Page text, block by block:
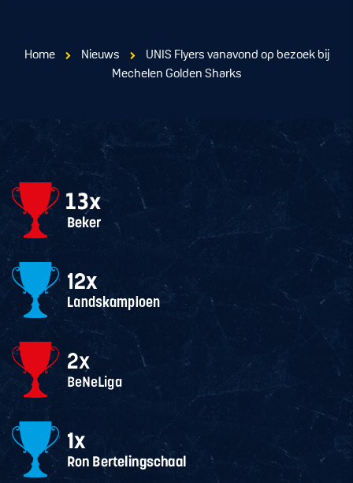
Home Nieuws
UNIS Flyers vanavond op bezoek bij
Mechelen Golden Sharks